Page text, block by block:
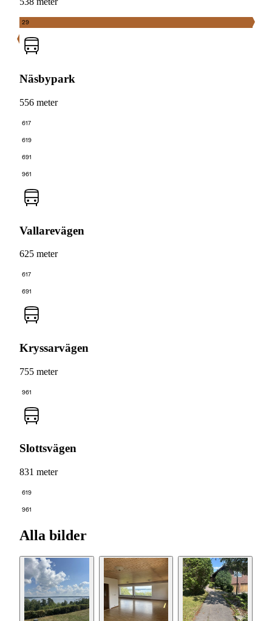
29
Näsbypark
556 meter
617
619
691
961
Vallarevägen
625 meter
617
691
Kryssarvägen
755 meter
961
Slottsvägen
831 meter
619
961
Alla bilder